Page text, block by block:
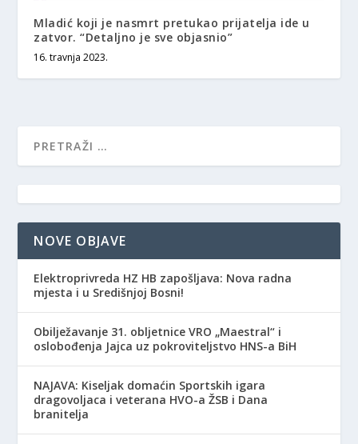
Mladić koji je nasmrt pretukao prijatelja ide u
zatvor. “Detaljno je sve objasnio”
16. travnja 2023.
NOVE OBJAVE
Elektroprivreda HZ HB zapošljava: Nova radna
mjesta i u Središnjoj Bosni!
Obilježavanje 31. obljetnice VRO „Maestral“ i
oslobođenja Jajca uz pokroviteljstvo HNS-a BiH
NAJAVA: Kiseljak domaćin Sportskih igara
dragovoljaca i veterana HVO-a ŽSB i Dana
branitelja